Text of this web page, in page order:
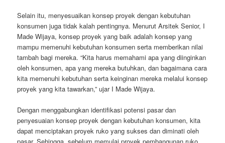
Selain itu, menyesuaikan konsep proyek dengan kebutuhan
konsumen juga tidak kalah pentingnya. Menurut Arsitek Senior, I
Made Wijaya, konsep proyek yang baik adalah konsep yang
mampu memenuhi kebutuhan konsumen serta memberikan nilai
tambah bagi mereka. “Kita harus memahami apa yang diinginkan
oleh konsumen, apa yang mereka butuhkan, dan bagaimana cara
kita memenuhi kebutuhan serta keinginan mereka melalui konsep
proyek yang kita tawarkan,” ujar I Made Wijaya.
Dengan menggabungkan identifikasi potensi pasar dan
penyesuaian konsep proyek dengan kebutuhan konsumen, kita
dapat menciptakan proyek ruko yang sukses dan diminati oleh